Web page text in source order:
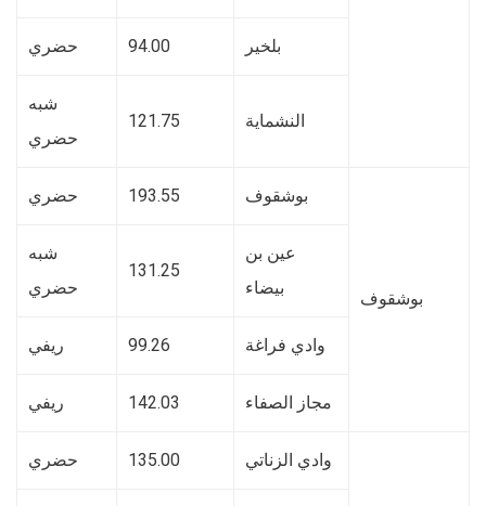
بلخير 94.00 حضري
النشماية 121.75
شبه
حضري
بوشقوف
بوشقوف 193.55 حضري
عين بن
بيضاء
131.25
شبه
حضري
وادي فراغة 99.26 ريفي
مجاز الصفاء 142.03 ريفي
وادي الزناتي 135.00 حضري